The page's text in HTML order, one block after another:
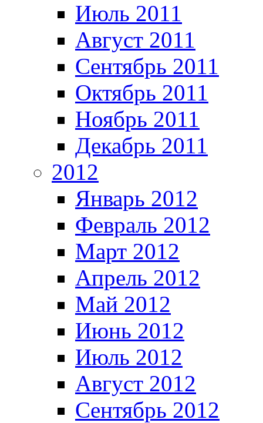
Июль 2011
Август 2011
Сентябрь 2011
Октябрь 2011
Ноябрь 2011
Декабрь 2011
2012
Январь 2012
Февраль 2012
Март 2012
Апрель 2012
Май 2012
Июнь 2012
Июль 2012
Август 2012
Сентябрь 2012